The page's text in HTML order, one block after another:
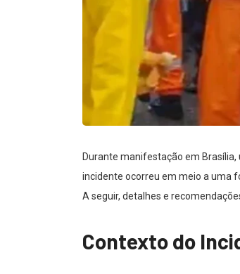
Durante manifestação em
incidente ocorreu em meio a uma
A seguir, detalhes e
Contexto do